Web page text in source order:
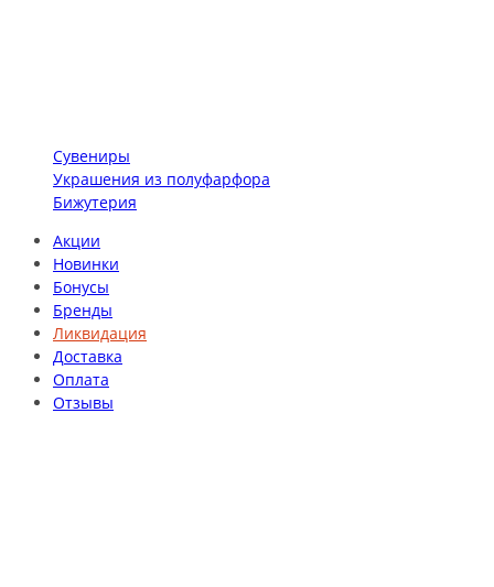
Сувениры
Украшения из полуфарфора
Бижутерия
Акции
Новинки
Бонусы
Бренды
Ликвидация
Доставка
Оплата
Отзывы